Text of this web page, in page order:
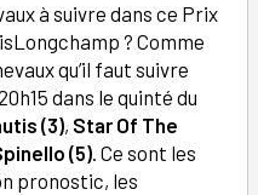
à suivre dans ce Prix
? Comme
qu’il faut suivre
dans le quinté du
(3), Star Of The
(5). Ce sont les
pronostic, les